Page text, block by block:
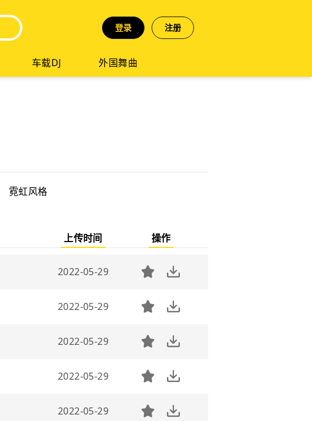
登录 注册
车载DJ 外国舞曲
霓虹风格
上传时间 操作
2022-05-29
2022-05-29
2022-05-29
2022-05-29
2022-05-29